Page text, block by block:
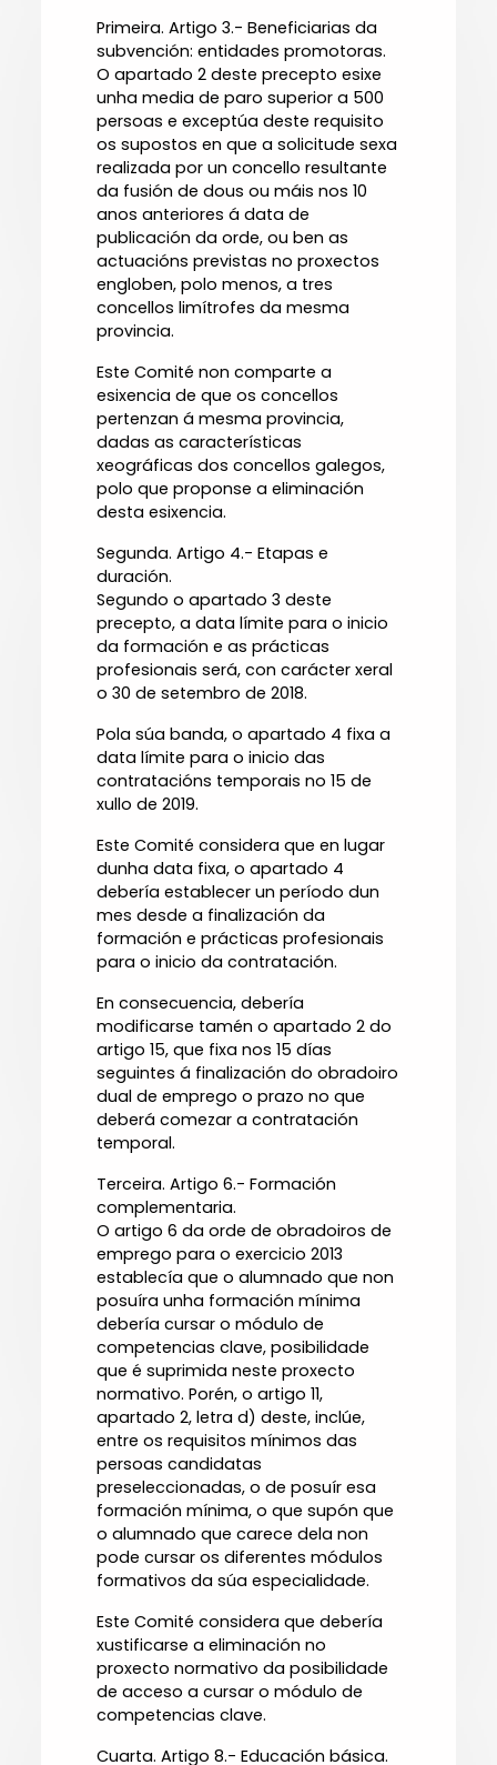
Primeira. Artigo 3.- Beneficiarias da
subvención: entidades promotoras.
O apartado 2 deste precepto esixe
unha media de paro superior a 500
persoas e exceptúa deste requisito
os supostos en que a solicitude sexa
realizada por un concello resultante
da fusión de dous ou máis nos 10
anos anteriores á data de
publicación da orde, ou ben as
actuacións previstas no proxectos
engloben, polo menos, a tres
concellos limítrofes da mesma
provincia.
Este Comité non comparte a
esixencia de que os concellos
pertenzan á mesma provincia,
dadas as características
xeográficas dos concellos galegos,
polo que proponse a eliminación
desta esixencia.
Segunda. Artigo 4.- Etapas e
duración.
Segundo o apartado 3 deste
precepto, a data límite para o inicio
da formación e as prácticas
profesionais será, con carácter xeral
o 30 de setembro de 2018.
Pola súa banda, o apartado 4 fixa a
data límite para o inicio das
contratacións temporais no 15 de
xullo de 2019.
Este Comité considera que en lugar
dunha data fixa, o apartado 4
debería establecer un período dun
mes desde a finalización da
formación e prácticas profesionais
para o inicio da contratación.
En consecuencia, debería
modificarse tamén o apartado 2 do
artigo 15, que fixa nos 15 días
seguintes á finalización do obradoiro
dual de emprego o prazo no que
deberá comezar a contratación
temporal.
Terceira. Artigo 6.- Formación
complementaria.
O artigo 6 da orde de obradoiros de
emprego para o exercicio 2013
establecía que o alumnado que non
posuíra unha formación mínima
debería cursar o módulo de
competencias clave, posibilidade
que é suprimida neste proxecto
normativo. Porén, o artigo 11,
apartado 2, letra d) deste, inclúe,
entre os requisitos mínimos das
persoas candidatas
preseleccionadas, o de posuír esa
formación mínima, o que supón que
o alumnado que carece dela non
pode cursar os diferentes módulos
formativos da súa especialidade.
Este Comité considera que debería
xustificarse a eliminación no
proxecto normativo da posibilidade
de acceso a cursar o módulo de
competencias clave.
Cuarta. Artigo 8.- Educación básica.